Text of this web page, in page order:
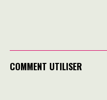
COMMENT UTILISER